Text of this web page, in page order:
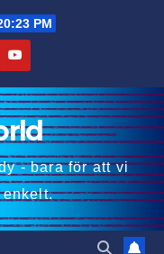
PM
- bara för att vi
enkelt.